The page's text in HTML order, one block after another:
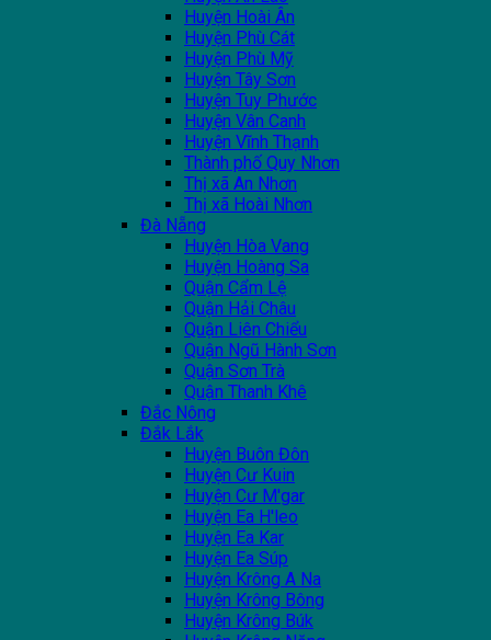
Huyện Hoài Ân
Huyện Phù Cát
Huyện Phù Mỹ
Huyện Tây Sơn
Huyện Tuy Phước
Huyện Vân Canh
Huyện Vĩnh Thạnh
Thành phố Quy Nhơn
Thị xã An Nhơn
Thị xã Hoài Nhơn
Đà Nẵng
Huyện Hòa Vang
Huyện Hoàng Sa
Quận Cẩm Lệ
Quận Hải Châu
Quận Liên Chiểu
Quận Ngũ Hành Sơn
Quận Sơn Trà
Quận Thanh Khê
Đắc Nông
Đắk Lắk
Huyện Buôn Đôn
Huyện Cư Kuin
Huyện Cư M'gar
Huyện Ea H'leo
Huyện Ea Kar
Huyện Ea Súp
Huyện Krông A Na
Huyện Krông Bông
Huyện Krông Búk